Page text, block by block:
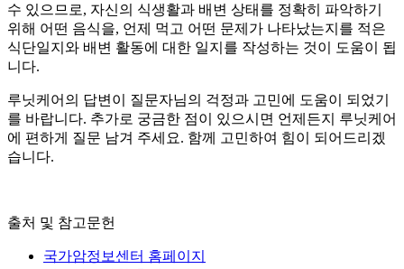
수 있으므로, 자신의 식생활과 배변 상태를 정확히 파악하기
위해 어떤 음식을, 언제 먹고 어떤 문제가 나타났는지를 적은
식단일지와 배변 활동에 대한 일지를 작성하는 것이 도움이 됩
니다.
루닛케어의 답변이 질문자님의 걱정과 고민에 도움이 되었기
를 바랍니다. 추가로 궁금한 점이 있으시면 언제든지 루닛케어
에 편하게 질문 남겨 주세요. 함께 고민하여 힘이 되어드리겠
습니다.
출처 및 참고문헌
국가암정보센터 홈페이지